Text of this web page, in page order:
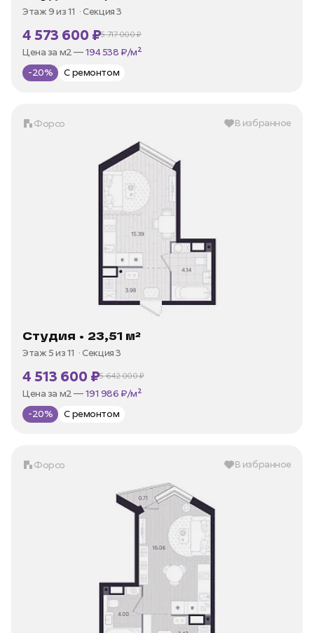
Этаж 9 из 11 Секция 3
4 573 600 ₽5 717 000 ₽
В ипотеку —от 21 937 ₽/мес
Цена за м2 —
-20% С ремонтом
Форсо В избранное
Студия • 23,51 м²
Этаж 5 из 11 Секция 3
4 513 600 ₽5 642 000 ₽
В ипотеку —от 21 649 ₽/мес
Цена за м2 —
-20% С ремонтом
Форсо В избранное